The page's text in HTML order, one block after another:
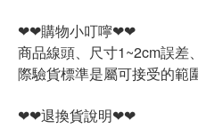
❤❤購物小叮嚀❤❤
商品線頭、尺寸1~2cm誤差
際驗貨標準是屬可接受的範
❤❤退換貨說明❤❤